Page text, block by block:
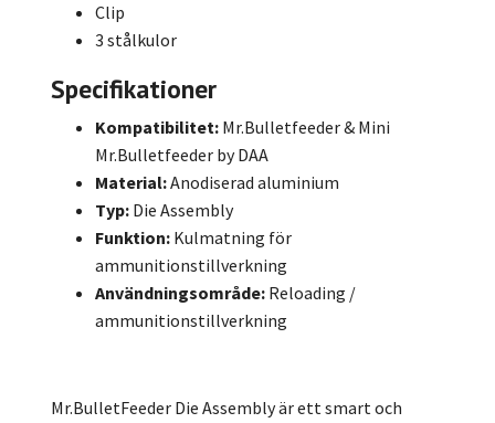
Clip
3 stålkulor
Specifikationer
Kompatibilitet: Mr.Bulletfeeder & Mini
Mr.Bulletfeeder by DAA
Material:Anodiserad aluminium
Typ: Die Assembly
Funktion: Kulmatning för
ammunitionstillverkning
Användningsområde: Reloading /
ammunitionstillverkning
Mr.BulletFeeder Die Assembly är ett smart och